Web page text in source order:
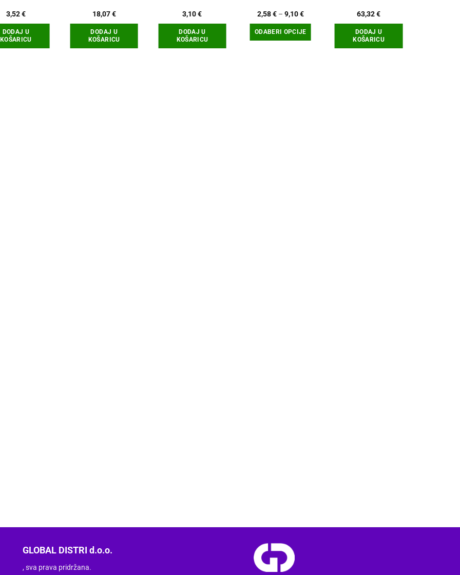
3,52€
DODAJ U
KOŠARICU
18,07€
DODAJ U
KOŠARICU
3,10€
DODAJ U
KOŠARICU
2,58€ – 9,10€Raspon
od
2,58 €
do
ODABERI OPCIJE
63,32€
DODAJ U
KOŠARICU
GLOBAL DISTRI d.o.o.
, sva prava pridržana.